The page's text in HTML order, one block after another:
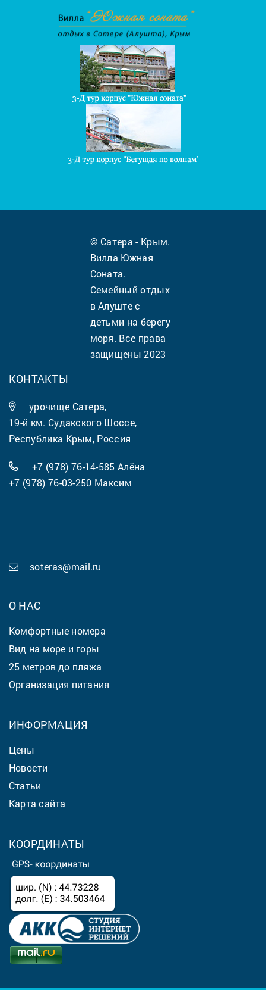
© Сатера - Крым.
Вилла Южная
Соната.
Семейный отдых
в Алуште с
детьми на берегу
моря. Все права
защищены 2023
КОНТАКТЫ
урочище Сатера,
19-й км. Судакского Шоссе,
Республика Крым, Россия
+7 (978) 76-14-585 Алёна
+7 (978) 76-03-250 Максим
soteras@mail.ru
О НАС
Комфортные номера
Вид на море и горы
25 метров до пляжа
Организация питания
ИНФОРМАЦИЯ
Цены
Новости
Статьи
Карта сайта
КООРДИНАТЫ